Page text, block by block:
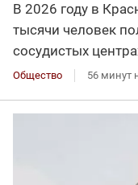
В 2026 году в
тысячи человек
сосудистых
Общество 56 минут